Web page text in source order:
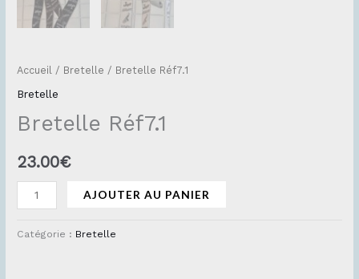
Accueil / Bretelle / Bretelle Réf7.1
Bretelle
Bretelle Réf7.1
23.00€
AJOUTER AU PANIER
Catégorie : Bretelle